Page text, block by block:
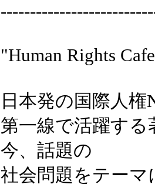
"Human Rights
日本発の国際人
第一線で活躍す
今、話題の
社会問題をテー